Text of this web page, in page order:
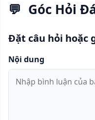
Góc Hỏi
Đặt câu hỏi hoặc
Nội dung